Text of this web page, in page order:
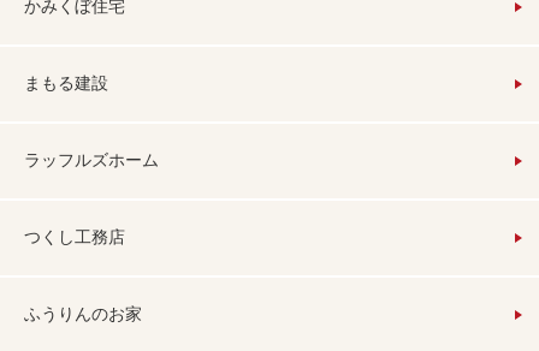
かみくぼ住宅
まもる建設
ラッフルズホーム
つくし工務店
ふうりんのお家